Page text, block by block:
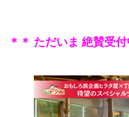
＊＊ ただいま 絶賛受